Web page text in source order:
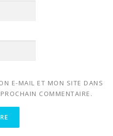
E-MAIL ET MON SITE DANS
COMMENTAIRE.